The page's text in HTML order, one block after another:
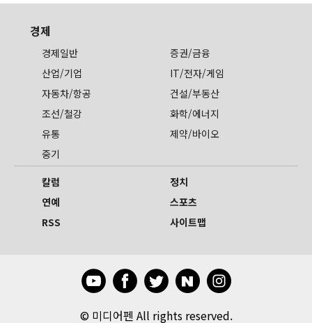
경제
경제일반
증권/금융
산업/기업
IT/전자/게임
자동차/항공
건설/부동산
조선/철강
화학/에너지
유통
제약/바이오
중기
칼럼
정치
연예
스포츠
RSS
사이트맵
© 미디어펜 All rights reserved.